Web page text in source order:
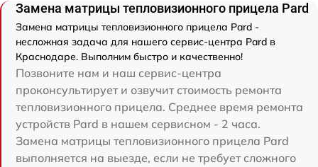
Замена матрицы тепловизионного прицела Pard
Замена матрицы тепловизионного прицела Pard -
несложная задача для нашего сервис-центра Pard в
Краснодаре. Выполним быстро и качественно!
Позвоните нам и наш сервис-центра
проконсультирует и озвучит стоимость ремонта
тепловизионного прицела. Среднее время ремонта
устройств Pard в нашем сервисном - 2 часа.
Замена матрицы тепловизионного прицела Pard
выполняется на выезде, если не требует сложного